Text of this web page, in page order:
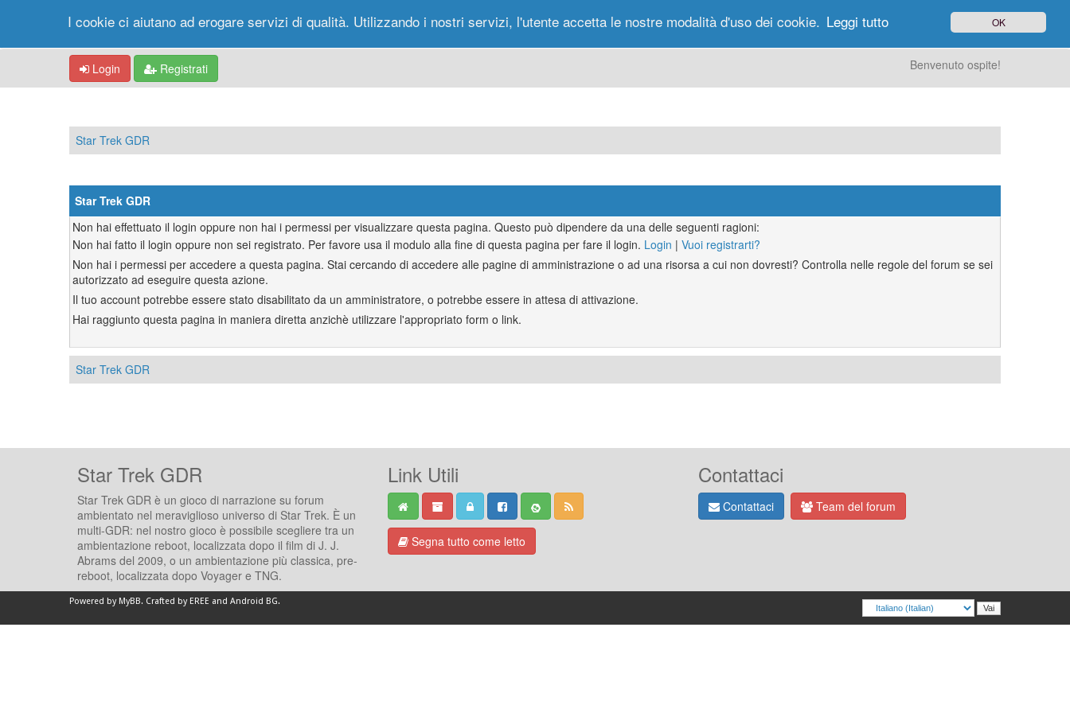
Portale Forum Nuovi Messaggi Messaggi di Oggi Ricerca Utenti
Login Registrati Benvenuto ospite!
Star Trek GDR
Star Trek GDR
Non hai effettuato il login oppure non hai i permessi per visualizzare questa pagina. Questo può dipendere da una delle seguenti ragioni:
Non hai fatto il login oppure non sei registrato. Per favore usa il modulo alla fine di questa pagina per fare il login. Login | Vuoi registrarti?
Non hai i permessi per accedere a questa pagina. Stai cercando di accedere alle pagine di amministrazione o ad una risorsa a cui non dovresti? Controlla nelle regole del forum se sei
autorizzato ad eseguire questa azione.
Il tuo account potrebbe essere stato disabilitato da un amministratore, o potrebbe essere in attesa di attivazione.
Hai raggiunto questa pagina in maniera diretta anzichè utilizzare l'appropriato form o link.
Star Trek GDR
Star Trek GDR
Star Trek GDR è un gioco di narrazione su forum
ambientato nel meraviglioso universo di Star Trek. È un
multi-GDR: nel nostro gioco è possibile scegliere tra un
ambientazione reboot, localizzata dopo il film di J. J.
Abrams del 2009, o un ambientazione più classica, pre-
reboot, localizzata dopo Voyager e TNG.
Link Utili
Segna tutto come letto
Contattaci
Contattaci Team del forum
Powered by MyBB. Crafted by EREE and Android BG.
I cookie ci aiutano ad erogare servizi di qualità. Utilizzando i nostri servizi, l'utente accetta le nostre modalità d'uso dei cookie. Leggi tutto OK